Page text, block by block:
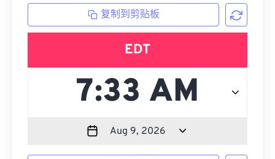
复制到剪贴板
EDT